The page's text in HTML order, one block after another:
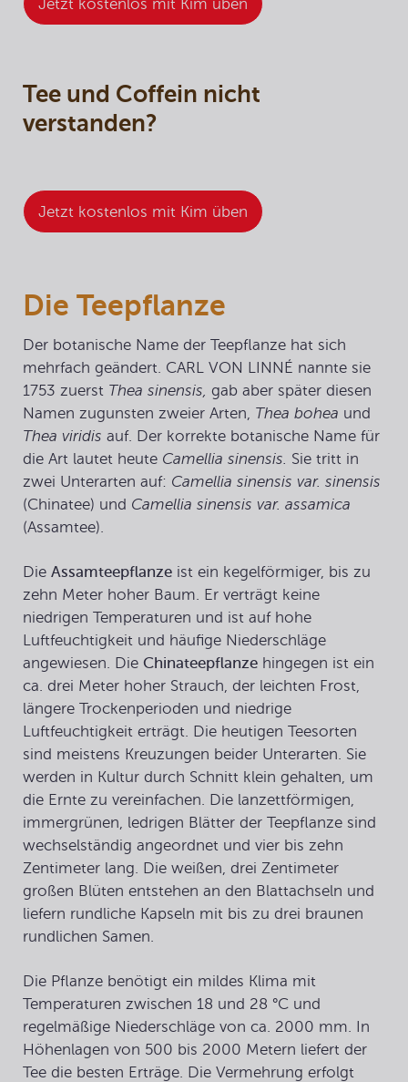
Jetzt kostenlos mit Kim üben
Tee und Coffein nicht
verstanden?
Jetzt kostenlos mit Kim üben
Die Teepflanze
Der botanische Name der Teepflanze hat sich
mehrfach geändert. CARL VON LINNÉ nannte sie
1753 zuerst Thea sinensis, gab aber später diesen
Namen zugunsten zweier Arten, Thea bohea und
Thea viridis auf. Der korrekte botanische Name für
die Art lautet heute Camellia sinensis. Sie tritt in
zwei Unterarten auf: Camellia sinensis var. sinensis
(Chinatee) und Camellia sinensis var. assamica
(Assamtee).
Die Assamteepflanze ist ein kegelförmiger, bis zu
zehn Meter hoher Baum. Er verträgt keine
niedrigen Temperaturen und ist auf hohe
Luftfeuchtigkeit und häufige Niederschläge
angewiesen. Die Chinateepflanze hingegen ist ein
ca. drei Meter hoher Strauch, der leichten Frost,
längere Trockenperioden und niedrige
Luftfeuchtigkeit erträgt. Die heutigen Teesorten
sind meistens Kreuzungen beider Unterarten. Sie
werden in Kultur durch Schnitt klein gehalten, um
die Ernte zu vereinfachen. Die lanzettförmigen,
immergrünen, ledrigen Blätter der Teepflanze sind
wechselständig angeordnet und vier bis zehn
Zentimeter lang. Die weißen, drei Zentimeter
großen Blüten entstehen an den Blattachseln und
liefern rundliche Kapseln mit bis zu drei braunen
rundlichen Samen.
Die Pflanze benötigt ein mildes Klima mit
Temperaturen zwischen 18 und 28 °C und
regelmäßige Niederschläge von ca. 2000 mm. In
Höhenlagen von 500 bis 2000 Metern liefert der
Tee die besten Erträge. Die Vermehrung erfolgt